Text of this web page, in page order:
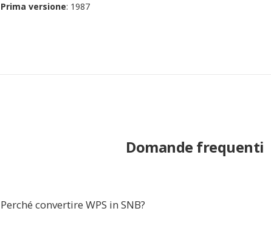
Prima versione: 1987
Domande frequenti
Perché convertire WPS in SNB?